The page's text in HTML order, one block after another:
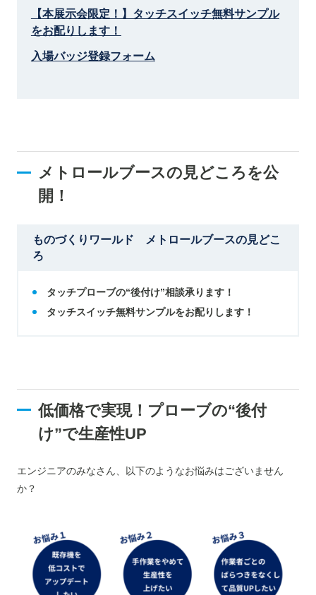
【本展示会限定！】タッチスイッチ無料サンプル
をお配りします！
入場バッジ登録フォーム
メトロールブースの見どころを公
開！
ものづくりワールド メトロールブースの見どこ
ろ
タッチプローブの“後付け”相談承ります！
タッチスイッチ無料サンプルをお配りします！
低価格で実現！プローブの“後付
け”で生産性UP
エンジニアのみなさん、以下のようなお悩みはございません
か？